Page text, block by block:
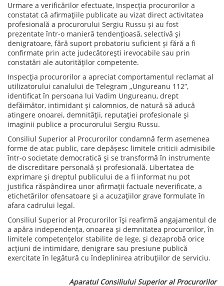
Urmare a verificărilor efectuate, Inspecția procurorilor a
constatat că afirmațiile publicate au vizat direct activitatea
profesională a procurorului Sergiu Russu și au fost
prezentate într-o manieră tendențioasă, selectivă și
denigratoare, fără suport probatoriu suficient și fără a fi
confirmate prin acte judecătorești irevocabile sau prin
constatări ale autorităților competente.
Inspecția procurorilor a apreciat comportamentul reclamat al
utilizatorului canalului de Telegram „Ungureanu 112”,
identificat în persoana lui Vadim Ungureanu, drept
defăimător, intimidant și calomnios, de natură să aducă
atingere onoarei, demnității, reputației profesionale și
imaginii publice a procurorului Sergiu Russu.
Consiliul Superior al Procurorilor condamnă ferm asemenea
forme de atac public, care depășesc limitele criticii admisibile
într-o societate democratică și se transformă în instrumente
de discreditare personală și profesională. Libertatea de
exprimare și dreptul publicului de a fi informat nu pot
justifica răspândirea unor afirmații factuale neverificate, a
etichetărilor ofensatoare și a acuzațiilor grave formulate în
afara cadrului legal.
Consiliul Superior al Procurorilor își reafirmă angajamentul de
a apăra independența, onoarea și demnitatea procurorilor, în
limitele competențelor stabilite de lege, și dezaprobă orice
acțiuni de intimidare, denigrare sau presiune publică
exercitate în legătură cu îndeplinirea atribuțiilor de serviciu.
Aparatul Consiliului Superior al Procurorilor